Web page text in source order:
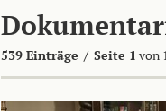
539 Einträge / Seite 1 von